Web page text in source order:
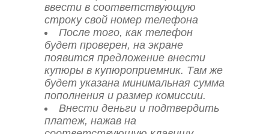
ввести в соответствующую
строку свой номер телефона
После того, как телефон
будет проверен, на экране
появится предложение внести
купюры в купюроприемник. Там же
будет указана минимальная сумма
пополнения и размер комиссии.
Внести деньги и подтвердить
платеж, нажав на